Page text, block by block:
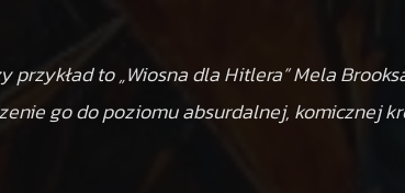
to „Wiosna dla Hitlera” Mela
go do poziomu absurdalnej, komicznej